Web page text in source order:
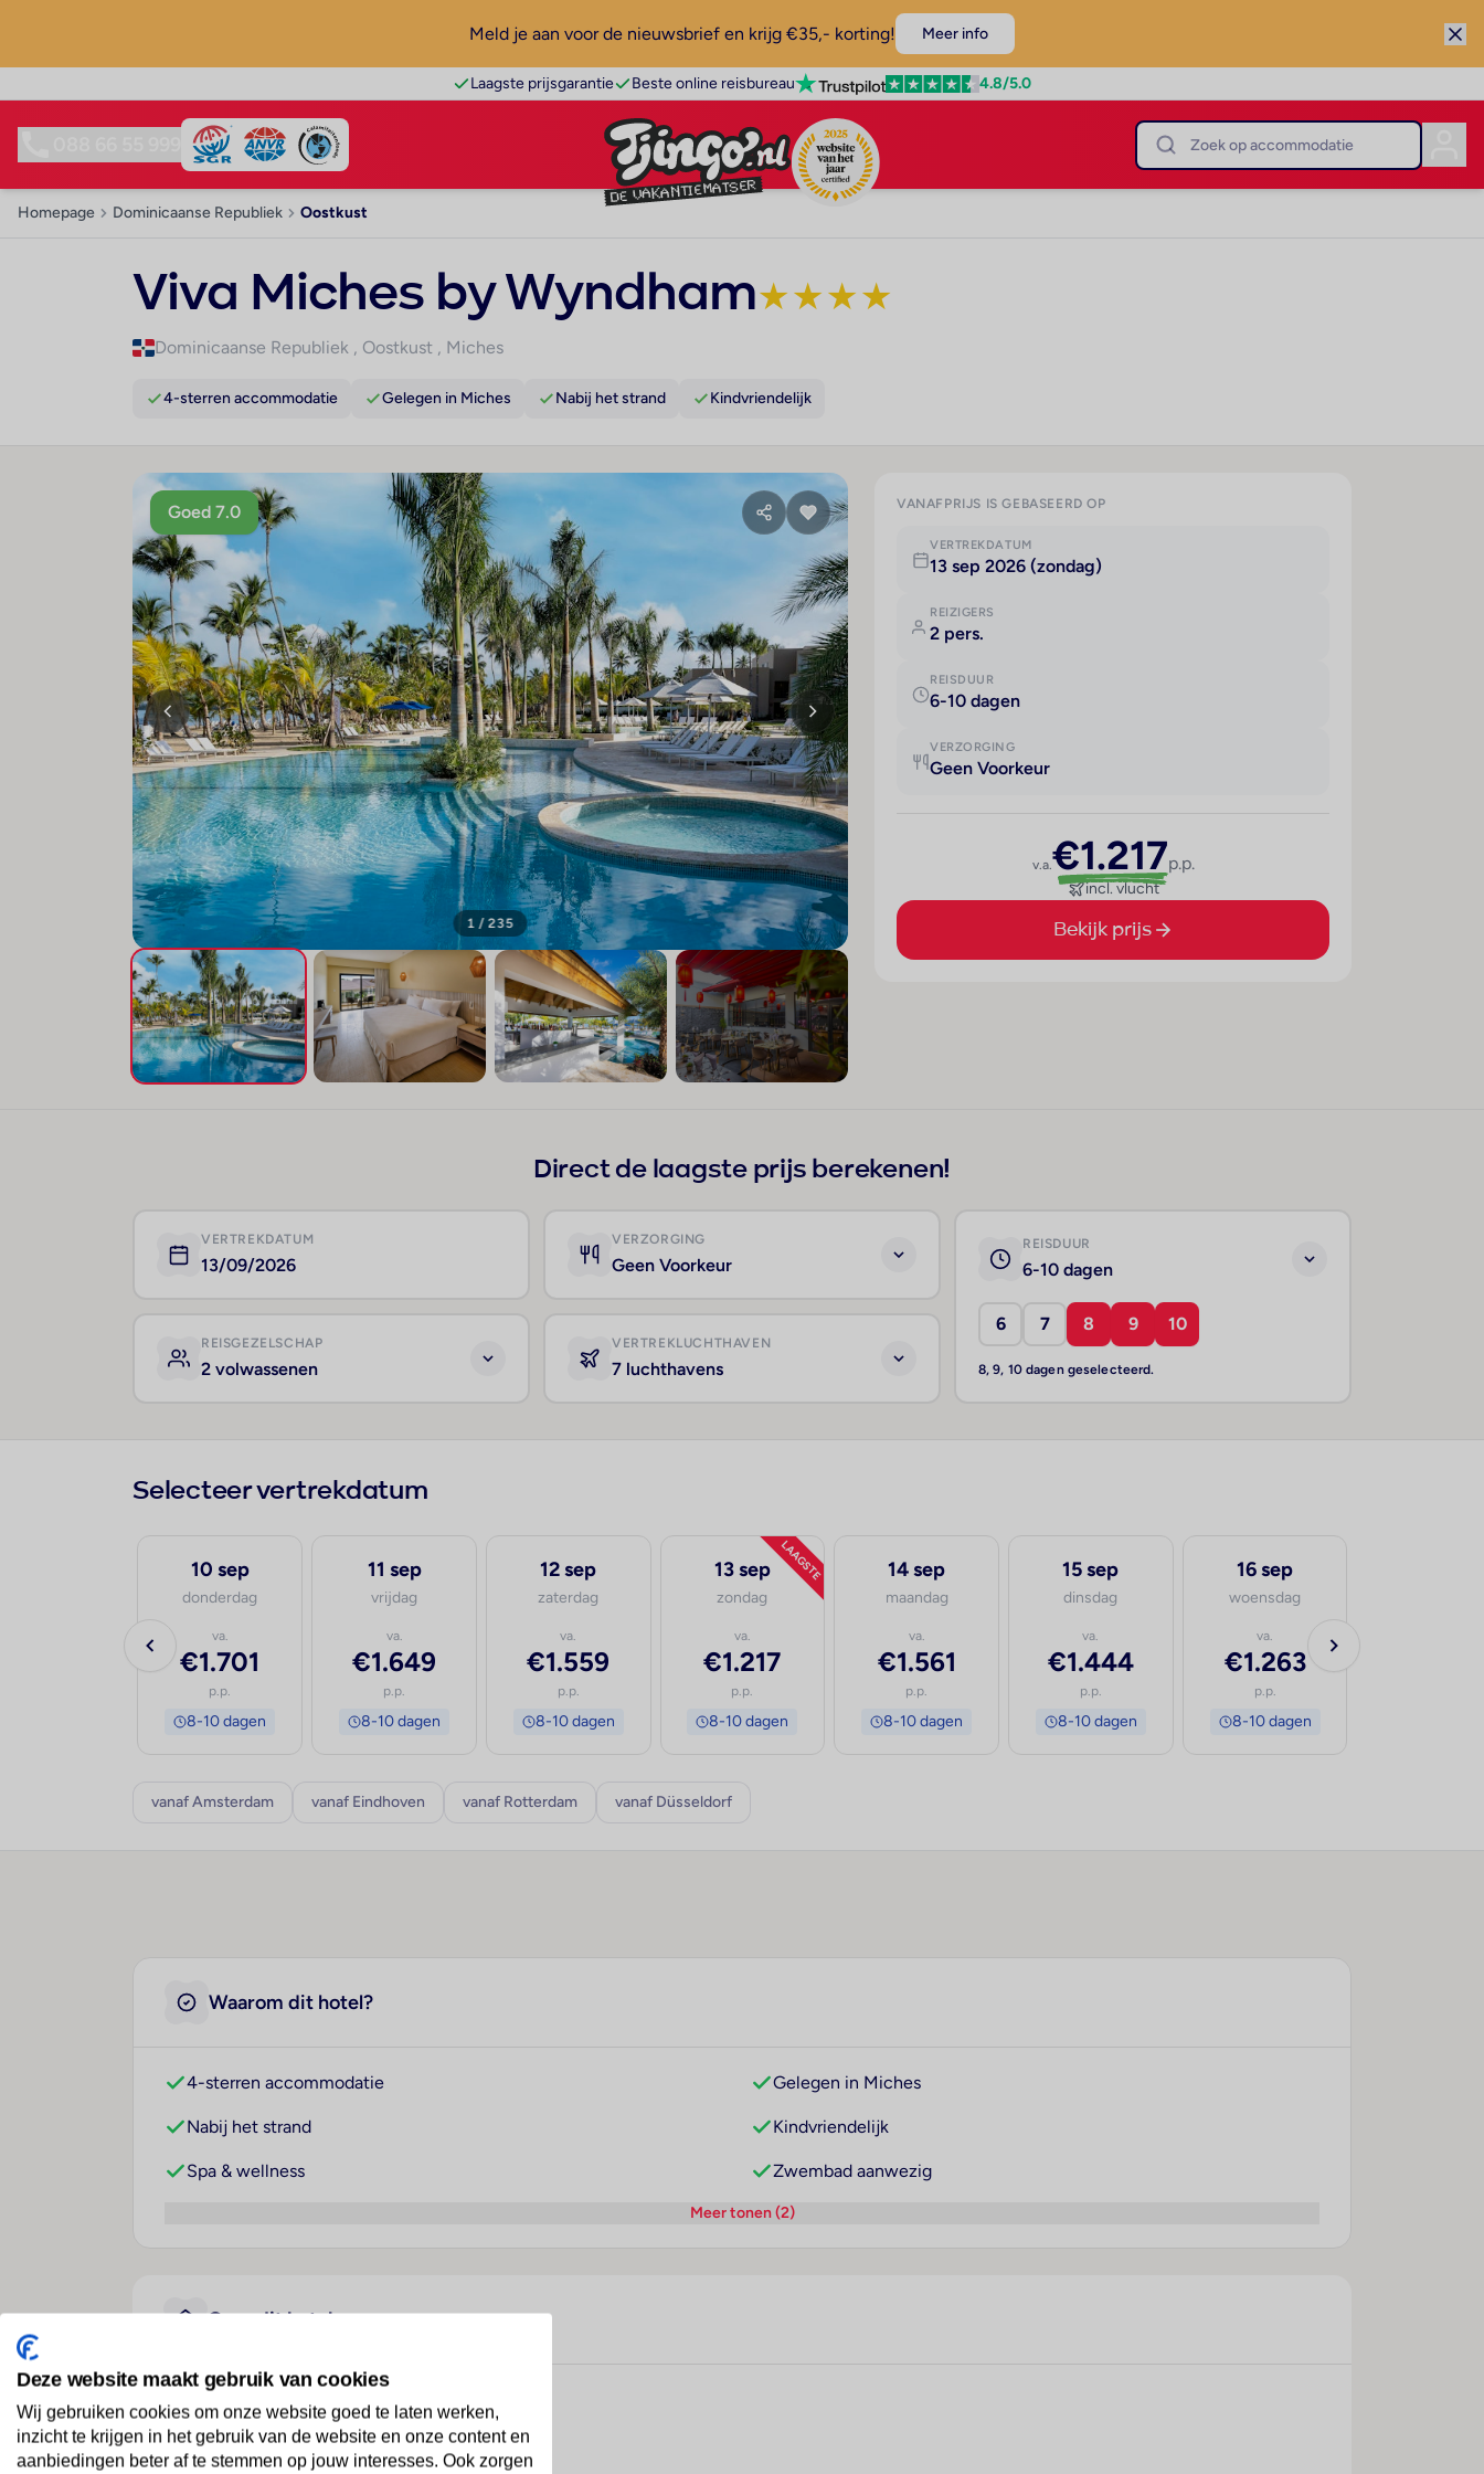
Meld je aan voor de nieuwsbrief en krijg €35,- korting! Meer info
Laagste prijsgarantie Beste online reisbureau 4.8/5.0
Homepage Dominicaanse Republiek Oostkust
Viva Miches by Wyndham★★★★
Dominicaanse Republiek , Oostkust , Miches
4-sterren accommodatie Gelegen in Miches Nabij het strand Kindvriendelijk
Goed 7.0
1 / 235
VANAFPRIJS IS GEBASEERD OP
VERTREKDATUM
13 sep 2026 (zondag)
REIZIGERS
2 pers.
REISDUUR
6-10 dagen
VERZORGING
Geen Voorkeur
v.a.€1.217p.p.
incl. vlucht
Bekijk prijs
Direct de laagste prijs berekenen!
VERTREKDATUM
13/09/2026
VERZORGING
Geen Voorkeur
REISDUUR
6-10 dagen
6 7 8 9 10
8, 9, 10 dagen geselecteerd.
REISGEZELSCHAP
2 volwassenen
VERTREKLUCHTHAVEN
7 luchthavens
Selecteer vertrekdatum
10 sep
donderdag
va.
€1.701
p.p.
8-10 dagen
11 sep
vrijdag
va.
€1.649
p.p.
8-10 dagen
12 sep
zaterdag
va.
€1.559
p.p.
8-10 dagen
LAAGSTE
13 sep
zondag
va.
€1.217
p.p.
8-10 dagen
14 sep
maandag
va.
€1.561
p.p.
8-10 dagen
15 sep
dinsdag
va.
€1.444
p.p.
8-10 dagen
16 sep
woensdag
va.
€1.263
p.p.
8-10 dagen
vanaf Amsterdam vanaf Eindhoven vanaf Rotterdam vanaf Düsseldorf
Waarom dit hotel?
4-sterren accommodatie Gelegen in Miches
Nabij het strand Kindvriendelijk
Spa & wellness Zwembad aanwezig
Meer tonen (2)
Over dit hotel
Viva Miches by Wyndham
Dominicaanse Republiek· Oostkust · Miches
Deze website maakt gebruik van cookies
Wij gebruiken cookies om onze website goed te laten werken,
inzicht te krijgen in het gebruik van de website en onze content en
aanbiedingen beter af te stemmen op jouw interesses. Ook zorgen